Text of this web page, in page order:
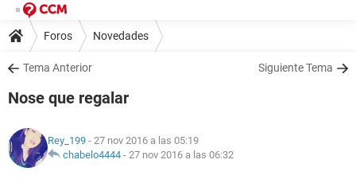
Foros Novedades
Tema Anterior Siguiente Tema
Nose que regalar
Rey_199 - 27 nov 2016 a las 05:19
chabelo4444 - 27 nov 2016 a las 06:32